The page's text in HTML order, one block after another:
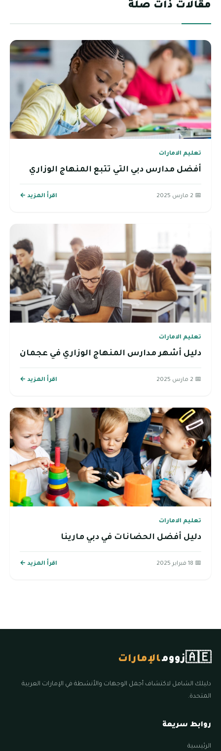
مقالات ذات صلة
تعليم الامارات
أفضل مدارس دبي التي تتبع المنهاج الوزاري
📅 2 مارس 2025 اقرأ المزيد ←
تعليم الامارات
دليل أشهر مدارس المنهاج الوزاري في عجمان
📅 2 مارس 2025 اقرأ المزيد ←
تعليم الامارات
دليل أفضل الحضانات في دبي مارينا
📅 18 فبراير 2025 اقرأ المزيد ←
🇦🇪زوومالإمارات
دليلك الشامل لاكتشاف أجمل الوجهات والأنشطة في الإمارات العربية
المتحدة.
روابط سريعة
الرئيسية